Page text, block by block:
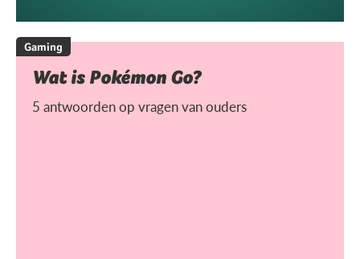
Gaming
Wat is Pokémon Go?
5 antwoorden op vragen van ouders